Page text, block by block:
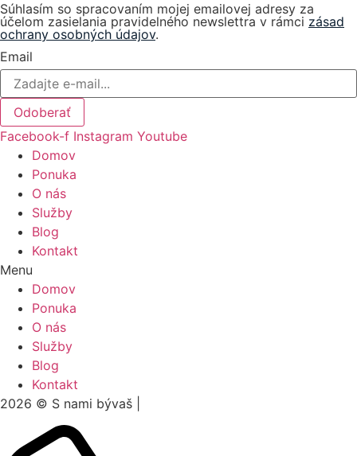
Súhlasím so spracovaním mojej emailovej adresy za
účelom zasielania pravidelného newslettra v rámci zásad
ochrany osobných údajov.
Email
Odoberať
Facebook-f Instagram Youtube
Domov
Ponuka
O nás
Služby
Blog
Kontakt
Menu
Domov
Ponuka
O nás
Služby
Blog
Kontakt
2026 © S nami bývaš |